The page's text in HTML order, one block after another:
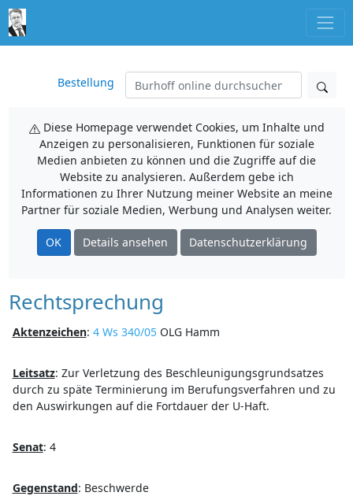
Bestellung
Diese Homepage verwendet Cookies, um Inhalte und
Anzeigen zu personalisieren, Funktionen für soziale
Medien anbieten zu können und die Zugriffe auf die
Website zu analysieren. Außerdem gebe ich
Informationen zu Ihrer Nutzung meiner Website an meine
Partner für soziale Medien, Werbung und Analysen weiter.
OK Details ansehen Datenschutzerklärung
Rechtsprechung
Aktenzeichen: 4 Ws 340/05OLG Hamm
Leitsatz: Zur Verletzung des Beschleunigungsgrundsatzes
durch zu späte Terminierung im Berufungsverfahren und zu
den Auswirkungen auf die Fortdauer der U-Haft.
Senat: 4
Gegenstand: Beschwerde